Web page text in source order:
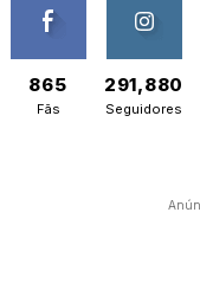
865
Fãs
291,880
Seguidores